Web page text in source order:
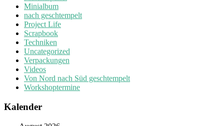
Minialbum
nach geschtempelt
Project Life
Scrapbook
Techniken
Uncategorized
Verpackungen
Videos
Von Nord nach Süd geschtempelt
Workshoptermine
Kalender